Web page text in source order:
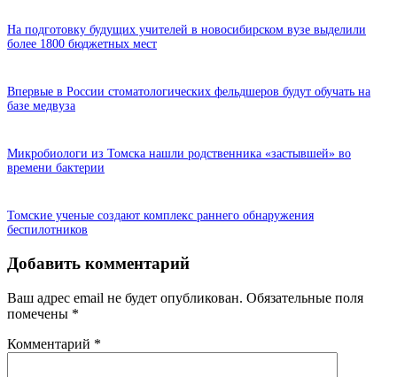
На подготовку будущих учителей в новосибирском вузе выделили
более 1800 бюджетных мест
Впервые в России стоматологических фельдшеров будут обучать на
базе медвуза
Микробиологи из Томска нашли родственника «застывшей» во
времени бактерии
Томские ученые создают комплекс раннего обнаружения
беспилотников
Добавить комментарий
Ваш адрес email не будет опубликован. Обязательные поля
помечены *
Комментарий *